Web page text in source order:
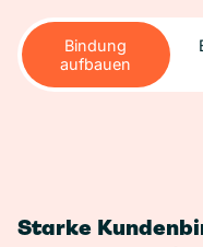
Bindung
aufbauen
Starke